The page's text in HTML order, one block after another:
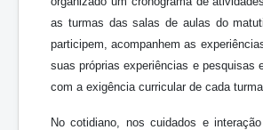
as turmas das salas de aulas do
participem, acompanhem as
suas próprias experiências e pesquisas
com a exigência curricular de cada turma.
No cotidiano, nos cuidados e